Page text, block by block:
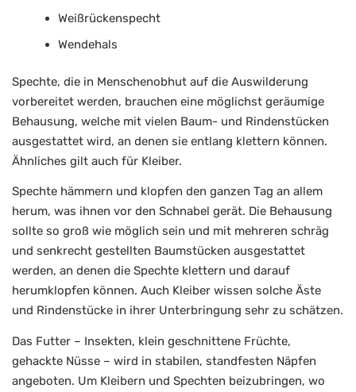
Weißrückenspecht
Wendehals
Spechte, die in Menschenobhut auf die Auswilderung
vorbereitet werden, brauchen eine möglichst geräumige
Behausung, welche mit vielen Baum- und Rindenstücken
ausgestattet wird, an denen sie entlang klettern können.
Ähnliches gilt auch für Kleiber.
Spechte hämmern und klopfen den ganzen Tag an allem
herum, was ihnen vor den Schnabel gerät. Die Behausung
sollte so groß wie möglich sein und mit mehreren schräg
und senkrecht gestellten Baumstücken ausgestattet
werden, an denen die Spechte klettern und darauf
herumklopfen können. Auch Kleiber wissen solche Äste
und Rindenstücke in ihrer Unterbringung sehr zu schätzen.
Das Futter – Insekten, klein geschnittene Früchte,
gehackte Nüsse – wird in stabilen, standfesten Näpfen
angeboten. Um Kleibern und Spechten beizubringen, wo